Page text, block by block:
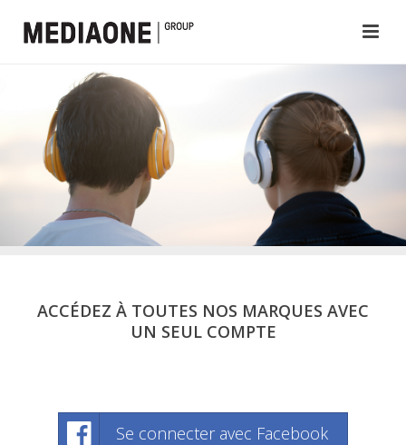
ACCÉDEZ À TOUTES NOS MARQUES AVEC
UN SEUL COMPTE
Se connecter avec Facebook